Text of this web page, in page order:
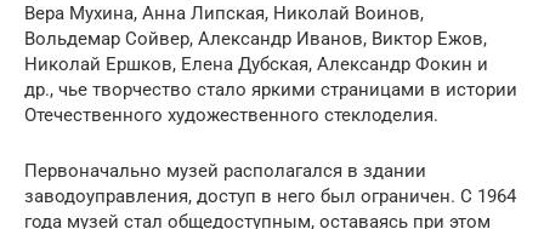
Вера Мухина, Анна Липская, Николай Воинов,
Вольдемар Сойвер, Александр Иванов, Виктор Ежов,
Николай Ершков, Елена Дубская, Александр Фокин и
др., чье творчество стало яркими страницами в истории
Отечественного художественного стеклоделия.
Первоначально музей располагался в здании
заводоуправления, доступ в него был ограничен. С 1964
года музей стал общедоступным, оставаясь при этом